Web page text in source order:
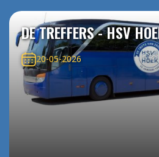
DE TREFFERS - HSV
20-05-2026